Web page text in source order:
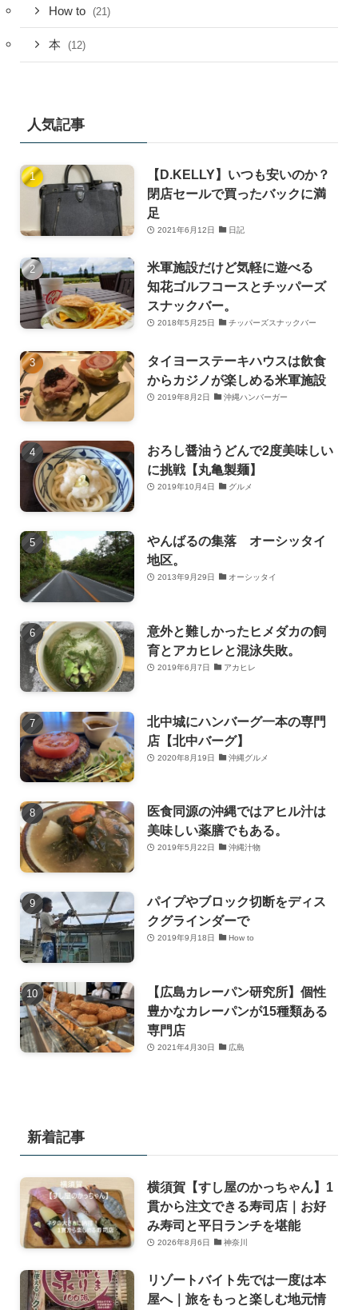
How to (21)
本 (12)
人気記事
【D.KELLY】いつも安いのか？
閉店セールで買ったバックに満
足
2021年6月12日 日記
米軍施設だけど気軽に遊べる
知花ゴルフコースとチッパーズ
スナックバー。
2018年5月25日 チッパーズスナックバー
タイヨーステーキハウスは飲食
からカジノが楽しめる米軍施設
2019年8月2日 沖縄ハンバーガー
おろし醤油うどんで2度美味しい
に挑戦【丸亀製麺】
2019年10月4日 グルメ
やんばるの集落 オーシッタイ
地区。
2013年9月29日 オーシッタイ
意外と難しかったヒメダカの飼
育とアカヒレと混泳失敗。
2019年6月7日 アカヒレ
北中城にハンバーグ一本の専門
店【北中バーグ】
2020年8月19日 沖縄グルメ
医食同源の沖縄ではアヒル汁は
美味しい薬膳でもある。
2019年5月22日 沖縄汁物
パイプやブロック切断をディス
クグラインダーで
2019年9月18日 How to
【広島カレーパン研究所】個性
豊かなカレーパンが15種類ある
専門店
2021年4月30日 広島
新着記事
横須賀【すし屋のかっちゃん】1
貫から注文できる寿司店｜お好
み寿司と平日ランチを堪能
2026年8月6日 神奈川
リゾートバイト先では一度は本
屋へ｜旅をもっと楽しむ地元情